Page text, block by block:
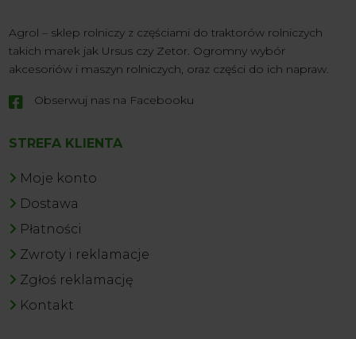
Agrol – sklep rolniczy z częściami do traktorów rolniczych
takich marek jak Ursus czy Zetor. Ogromny wybór
akcesoriów i maszyn rolniczych, oraz części do ich napraw.
 Obserwuj nas na Facebooku
STREFA KLIENTA
Moje konto
Dostawa
Płatności
Zwroty i reklamacje
Zgłoś reklamację
Kontakt